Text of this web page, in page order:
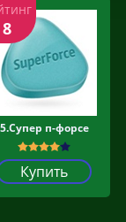
5.Супер п-форсе
Купить
8